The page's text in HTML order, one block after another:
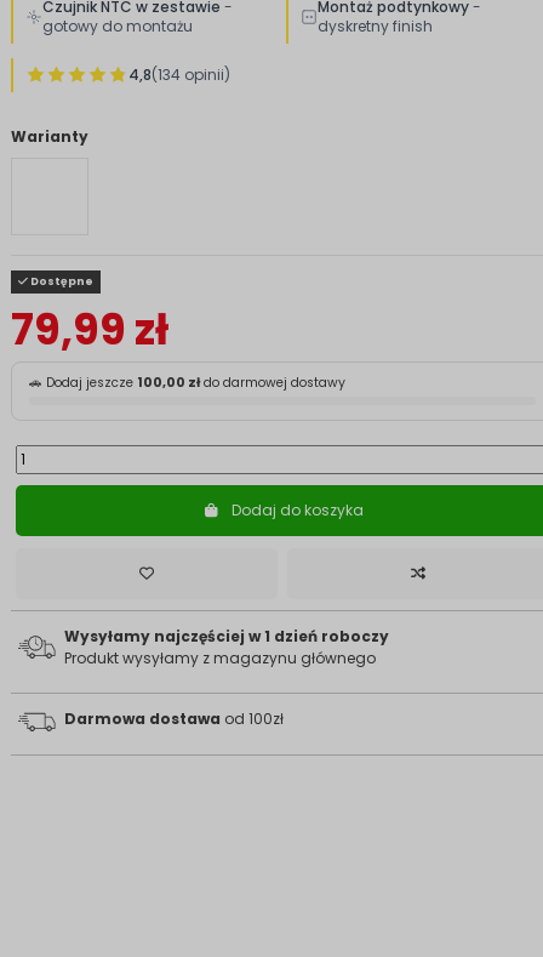
Czujnik NTC w zestawie -
gotowy do montażu
Montaż podtynkowy-
dyskretny finish
4,8(134 opinii)
Warianty
Dostępne
79,99 zł
🚗 Dodaj jeszcze 100,00 złdo darmowej dostawy
Dodaj do koszyka
Wysyłamy najczęściej w 1 dzień roboczy
Produkt wysyłamy z magazynu głównego
Darmowa dostawa od 100zł